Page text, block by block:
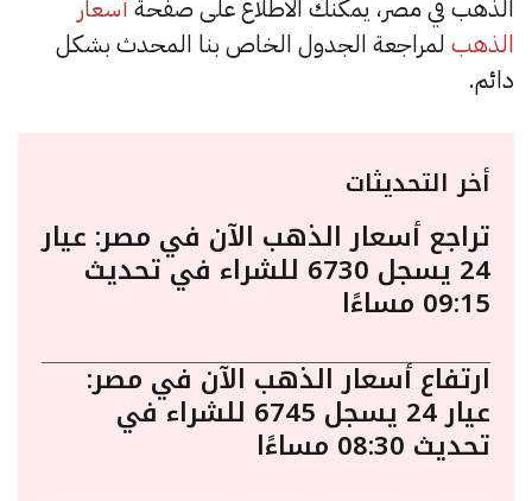
الذهب في مصر، يمكنك الاطلاع على صفحة أسعار
الذهب لمراجعة الجدول الخاص بنا المحدث بشكل
دائم.
أخر التحديثات
تراجع أسعار الذهب الآن في مصر: عيار
24 يسجل 6730 للشراء في تحديث
09:15 مساءًا
ارتفاع أسعار الذهب الآن في مصر:
عيار 24 يسجل 6745 للشراء في
تحديث 08:30 مساءًا